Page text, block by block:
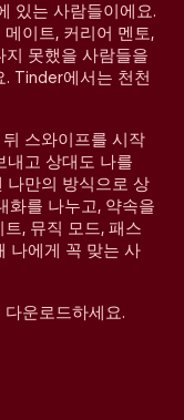
있는 사람들이에요.
이트, 커리어 멘토,
지 못했을 사람들을
Tinder에서는 천천
스와이프를 시작
내고 상대도 나를
나만의 방식으로 상
화를 나누고, 약속을
, 뮤직 모드, 패스
나에게 꼭 맞는 사
운로드하세요.